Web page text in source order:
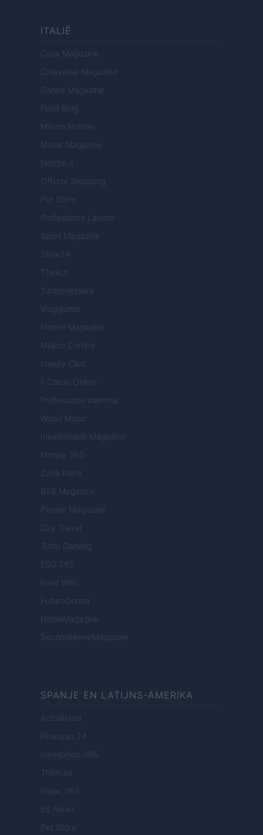
ITALIË
Casa Magazine
Cineverse Magazine
Donne Magazine
Food Blog
Milano Notizie
Motor Magazine
Notizie.it
Offerte Shopping
Pet Story
Professione Lavoro
Sport Magazine
Style24
Think.it
Tuobenessere
Viaggiamo
Nonne Magazine
Milano Cortina
Luxury Club
Il Calcio Online
Professione mamma
World Music
Investimenti Magazine
Money 365
Zona Nerd
B2B Magazine
People Magazine
Day Travel
Tutto Gaming
ESG 365
Food Wiki
FuturoDonna
HomeMagazine
SecondHomeMagazine
SPANJE EN LATIJNS-AMERIKA
Actualidad
Finanzas 24
Investindo 365
Think.es
Viajar 365
ES Newz
Pet Story